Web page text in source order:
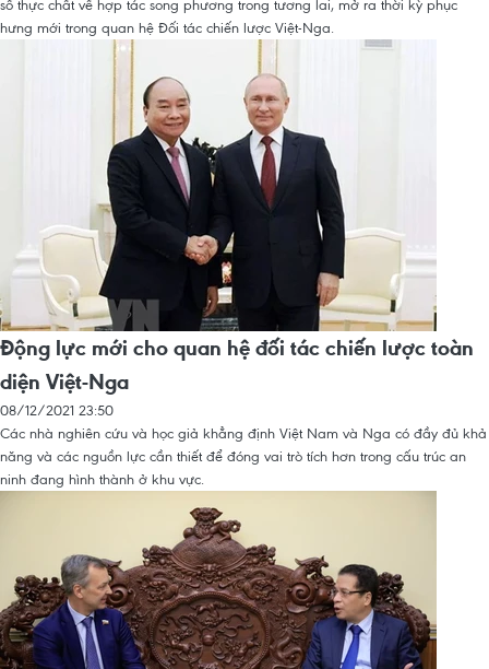
số thực chất về hợp tác song phương trong tương lai, mở ra thời kỳ phục
hưng mới trong quan hệ Đối tác chiến lược Việt-Nga.
Động lực mới cho quan hệ đối tác chiến lược toàn
diện Việt-Nga
08/12/2021 23:50
Các nhà nghiên cứu và học giả khẳng định Việt Nam và Nga có đầy đủ khả
năng và các nguồn lực cần thiết để đóng vai trò tích hơn trong cấu trúc an
ninh đang hình thành ở khu vực.